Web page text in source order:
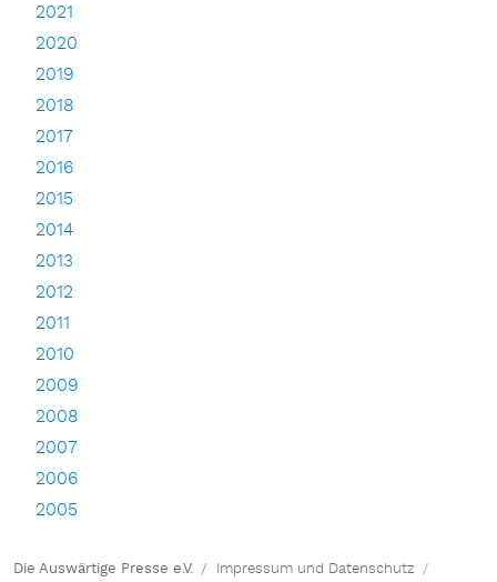
2021
2020
2019
2018
2017
2016
2015
2014
2013
2012
2011
2010
2009
2008
2007
2006
2005
Die Auswärtige Presse e.V. Impressum und Datenschutz